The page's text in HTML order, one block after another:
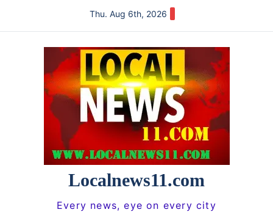
Thu. Aug 6th, 2026
Localnews11.com
Every news, eye on every city